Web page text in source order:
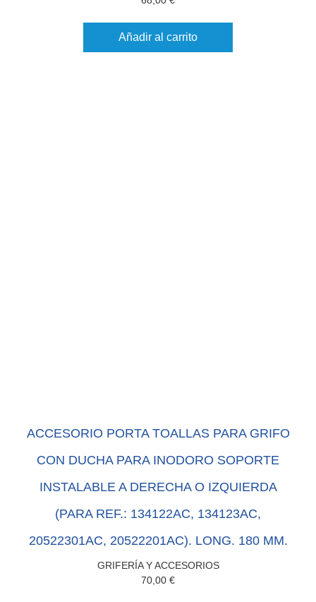
Añadir al carrito
ACCESORIO PORTA TOALLAS PARA GRIFO
CON DUCHA PARA INODORO SOPORTE
INSTALABLE A DERECHA O IZQUIERDA
(PARA REF.: 134122AC, 134123AC,
20522301AC, 20522201AC). LONG. 180 MM.
GRIFERÍA Y ACCESORIOS
70,00 €